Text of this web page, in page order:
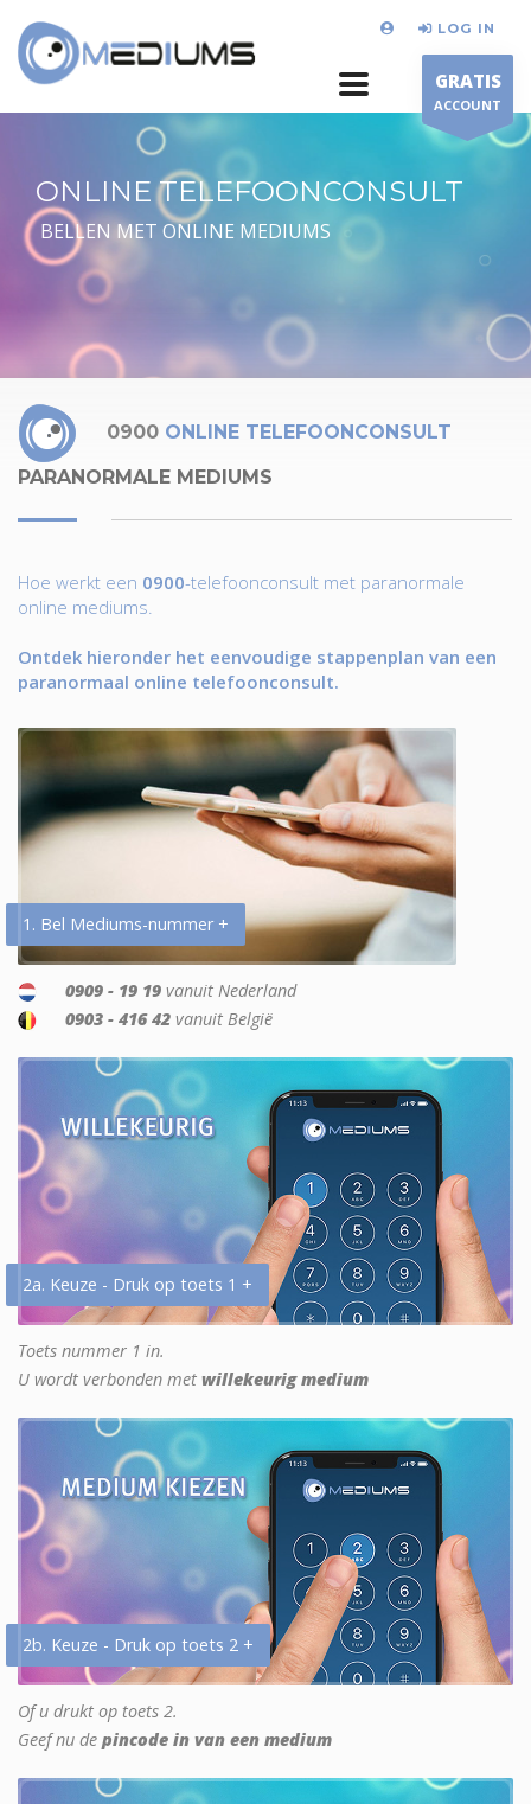
LOG IN
GRATIS
ACCOUNT
ONLINE TELEFOONCONSULT
BELLEN MET ONLINE MEDIUMS
0900 ONLINE TELEFOONCONSULT
PARANORMALE MEDIUMS
Hoe werkt een 0900-telefoonconsult met paranormale
online mediums.
Ontdek hieronder het eenvoudige stappenplan van een
paranormaal online telefoonconsult.
1. Bel Mediums-nummer +
0909 - 19 19 vanuit Nederland
0903 - 416 42 vanuit België
2a. Keuze - Druk op toets 1 +
Toets nummer 1 in.
U wordt verbonden met willekeurig medium
2b. Keuze - Druk op toets 2 +
Of u drukt op toets 2.
Geef nu de pincode in van een medium